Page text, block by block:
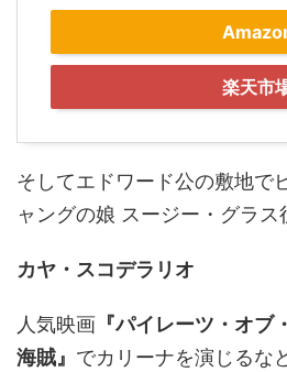
楽天市
そしてエドワード公の敷地で
ャングの娘 スージー・グラス
カヤ・スコデラリオ
人気映画 『パイレーツ・オ
海賊』 でカリーナを演じるな